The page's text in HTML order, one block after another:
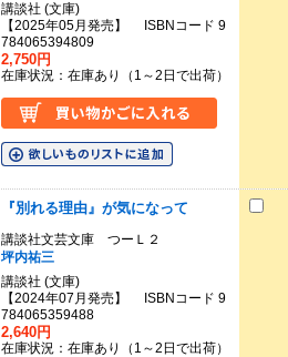
講談社 (文庫)
【2025年05月発売】 ISBNコード 9
784065394809
2,750円
在庫状況：在庫あり（1～2日で出荷）
『別れる理由』が気になって
講談社文芸文庫 つーＬ２
坪内祐三
講談社 (文庫)
【2024年07月発売】 ISBNコード 9
784065359488
2,640円
在庫状況：在庫あり（1～2日で出荷）